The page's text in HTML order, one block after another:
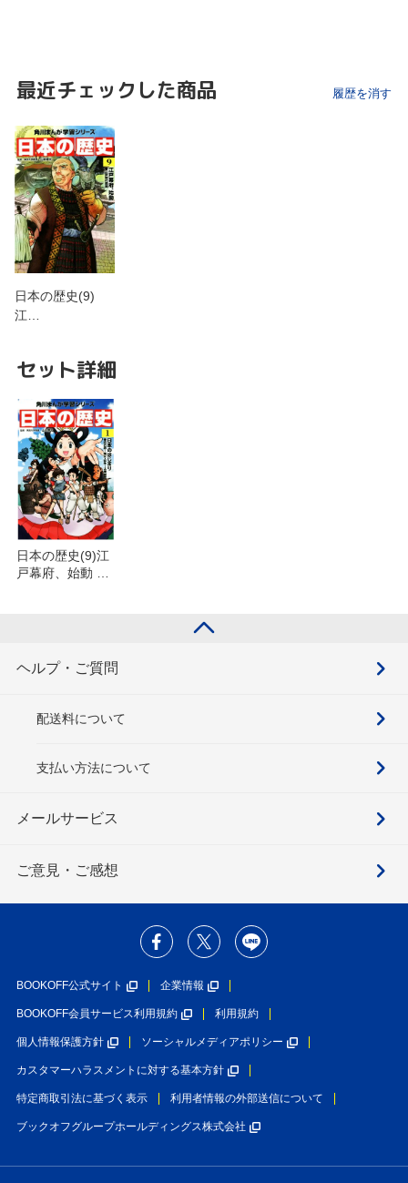
最近チェックした商品 履歴を消す
日本の歴史(9)
江…
セット詳細
日本の歴史(9)江
戸幕府、始動 江
ヘルプ・ご質問
配送料について
支払い方法について
メールサービス
ご意見・ご感想
BOOKOFF公式サイト 企業情報
BOOKOFF会員サービス利用規約 利用規約
個人情報保護方針 ソーシャルメディアポリシー
カスタマーハラスメントに対する基本方針
特定商取引法に基づく表示 利用者情報の外部送信について
ブックオフグループホールディングス株式会社